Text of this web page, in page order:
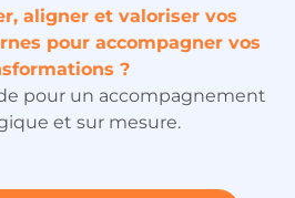
aligner et valoriser vos
pour accompagner vos
?
pour un accompagnement
et sur mesure.